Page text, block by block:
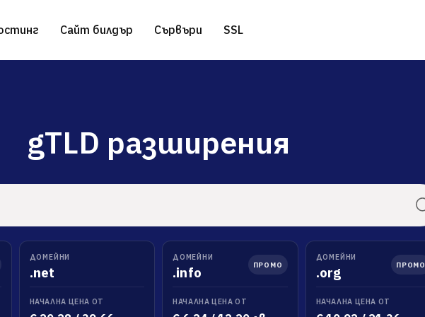
.com разширение
.net разширение
.eu разширение
хостинг
хостинг
хостинг
Безплатно преместване на сайт
Сайт билдър Сървъри
Наети сървъри
Server-side Google Tag Manager
SSL
gTLD разширения
ДОМЕЙНИ
.net
НАЧАЛНА ЦЕНА ОТ
ДОМЕЙНИ
.info ПРОМО
НАЧАЛНА ЦЕНА ОТ
ДОМЕЙНИ
.org ПРОМО
НАЧАЛНА ЦЕНА ОТ